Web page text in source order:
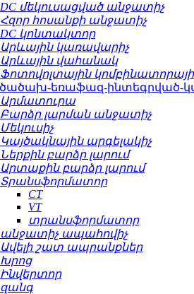
DC մեկուսացված անջատիչ
Հզոր հոսանքի անջատիչ
DC կոնտակտոր
Արևային կառավարիչ
Արևային վահանակ
Ֆոտովոլտային
Արմատուրա
Բարձր լարման անջատիչ
Մեկուսիչ
Կայծակնային արգելակիչ
Ներքին բարձր լարում
Արտաքին բարձր լարում
Տրանսֆորմատոր
CT
VT
տրանսֆորմատոր
անջատիչ ապահովիչ
Ավելի շատ ապրանքներ
Խրոց
Ինվերտոր
զանգ